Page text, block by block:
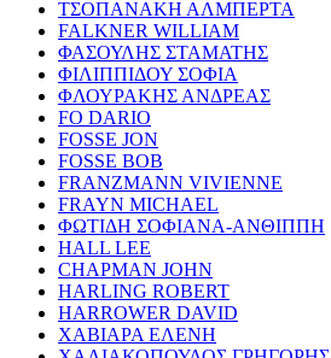
ΤΣΟΠΑΝΑΚΗ ΑΛΜΠΕΡΤΑ
FALKNER WILLIAM
ΦΑΣΟΥΛΗΣ ΣΤΑΜΑΤΗΣ
ΦΙΛΙΠΠΙΔΟΥ ΣΟΦΙΑ
ΦΛΟΥΡΑΚΗΣ ΑΝΔΡΕΑΣ
FO DARIO
FOSSE JON
FOSSE BOB
FRANZMANN VIVIENNE
FRAYN MICHAEL
ΦΩΤΙΔΗ ΣΟΦΙΑΝΑ-ΑΝΘΙΠΠΗ
HALL LEE
CHAPMAN JOHN
HARLING ROBERT
HARROWER DAVID
ΧΑΒΙΑΡΑ ΕΛΕΝΗ